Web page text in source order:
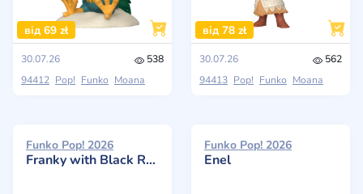
від 69 zł
30.07.26
538
94412 Pop! Funko Moana
від 78 zł
30.07.26
562
94413 Pop! Funko Moana
Funko Pop! 2026
Franky with Black Rhino FR-U 4 (Limited Edition)
Funko Pop! 2026
Enel